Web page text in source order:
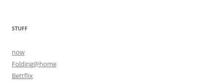
STUFF
now
Folding@home
Bettflix